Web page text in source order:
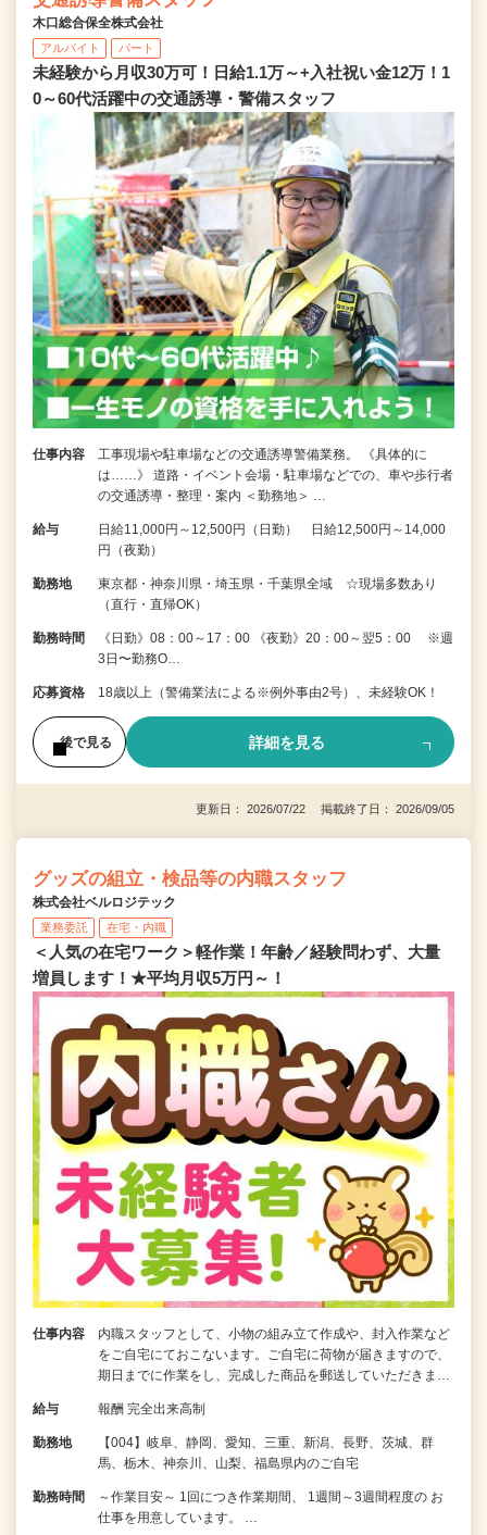
木口総合保全株式会社
アルバイト パート
未経験から月収30万可！日給1.1万～+入社祝い金12万！1
0～60代活躍中の交通誘導・警備スタッフ
仕事内容
工事現場や駐車場などの交通誘導警備業務。 《具体的に
は……》 道路・イベント会場・駐車場などでの、車や歩行者
の交通誘導・整理・案内 ＜勤務地＞ …
給与
日給11,000円～12,500円（日勤） 日給12,500円～14,000
円（夜勤）
勤務地
東京都・神奈川県・埼玉県・千葉県全域 ☆現場多数あり
（直行・直帰OK）
勤務時間
《日勤》08：00～17：00 《夜勤》20：00～翌5：00 ※週
3日〜勤務O…
応募資格 18歳以上（警備業法による※例外事由2号）、未経験OK！
後で見る 詳細を見る
更新日： 2026/07/22 掲載終了日： 2026/09/05
グッズの組立・検品等の内職スタッフ
株式会社ベルロジテック
業務委託 在宅・内職
＜人気の在宅ワーク＞軽作業！年齢／経験問わず、大量
増員します！★平均月収5万円～！
仕事内容
内職スタッフとして、小物の組み立て作成や、封入作業など
をご自宅にておこないます。ご自宅に荷物が届きますので、
期日までに作業をし、完成した商品を郵送していただきま…
給与 報酬 完全出来高制
勤務地
【004】岐阜、静岡、愛知、三重、新潟、長野、茨城、群
馬、栃木、神奈川、山梨、福島県内のご自宅
勤務時間
～作業目安～ 1回につき作業期間、 1週間～3週間程度の お
仕事を用意しています。 …